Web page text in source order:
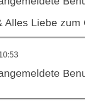
Alles Liebe zum